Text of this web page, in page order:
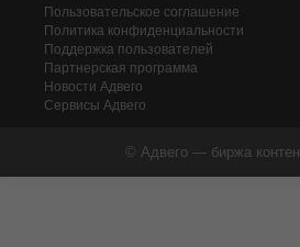
Пользовательское соглашение
Политика конфиденциальности
Поддержка пользователей
Партнерская программа
Новости Адвего
Сервисы Адвего
© Адвего — биржа